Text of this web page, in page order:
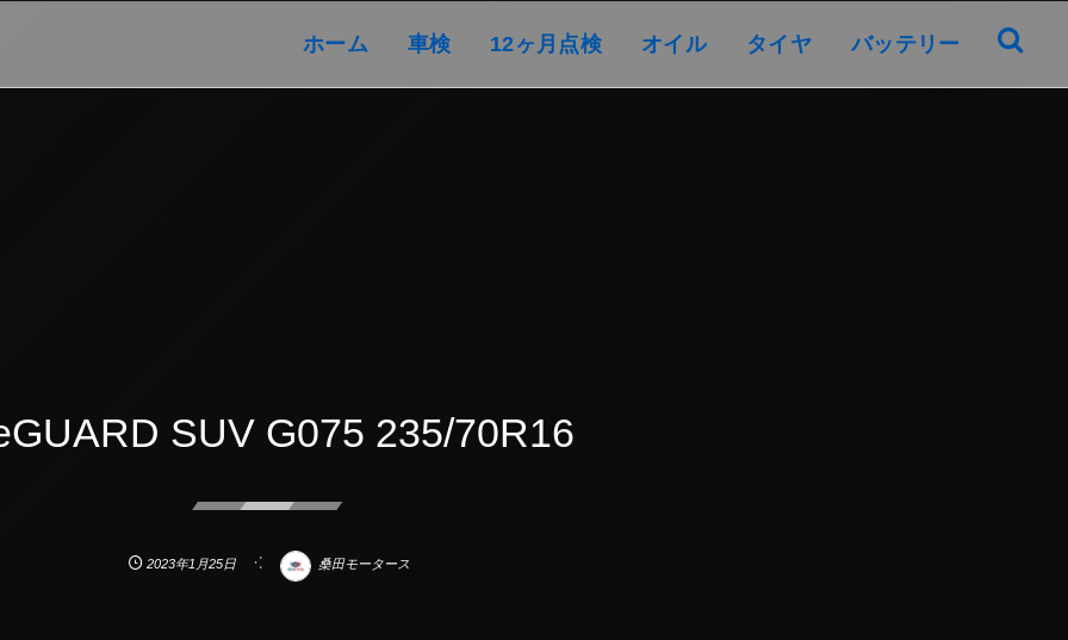
ホーム
ホーム 車検
車検 12ヶ月点検 オイル
オイル タイヤ
タイヤ バッテリー
バッテリー
SUV G075 235/70R16
2023年1月25日 桑田モータース